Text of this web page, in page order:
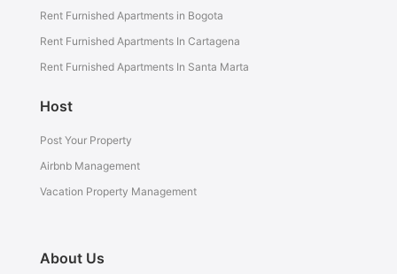
Rent Furnished Apartments in Bogota
Rent Furnished Apartments In Cartagena
Rent Furnished Apartments In Santa Marta
Host
Post Your Property
Airbnb Management
Vacation Property Management
About Us